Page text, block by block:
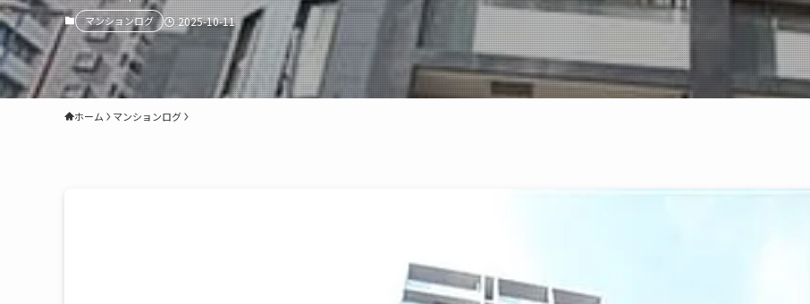
マンションログ 2025-10-11
ホーム マンションログ